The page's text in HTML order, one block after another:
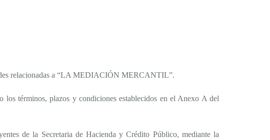
relacionadas a “LA MEDIACIÓN MERCANTIL”.
los términos, plazos y condiciones establecidos en el Anexo A del
de la Secretaria de Hacienda y Crédito Público, mediante la